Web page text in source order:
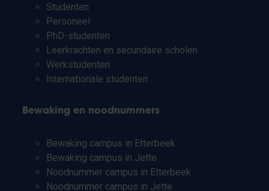
Studenten
Personeel
PhD-studenten
Leerkrachten en secundaire scholen
Werkstudenten
Internationale studenten
Bewaking en noodnummers
Bewaking campus in Etterbeek
Bewaking campus in Jette
Noodnummer campus in Etterbeek
Noodnummer campus in Jette